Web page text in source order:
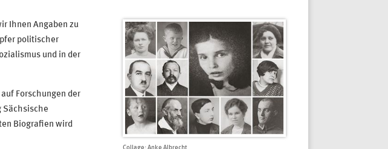
Ihnen Angaben zu
politischer
und in der
Forschungen der
Sächsische
Biografien wird